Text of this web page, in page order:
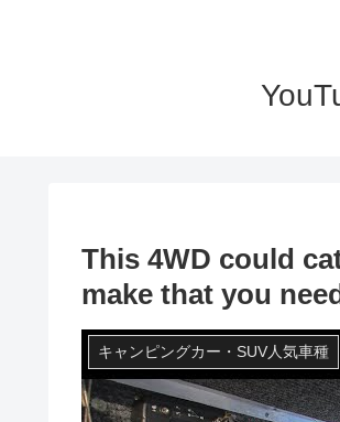
This 4WD could
make that you
キャンピングカー・SUV人気車種